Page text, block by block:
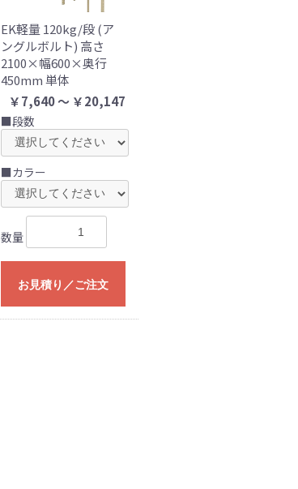
EK軽量 120kg/段 (ア
ングルボルト) 高さ
2100×幅600×奥行
450mm 単体
￥7,640 ～ ￥20,147
■段数
■カラー
数量
お見積り／ご注文